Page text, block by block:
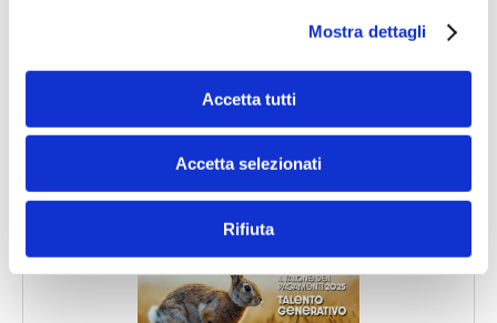
Mostra dettagli
Accetta tutti
Accetta selezionati
Rifiuta